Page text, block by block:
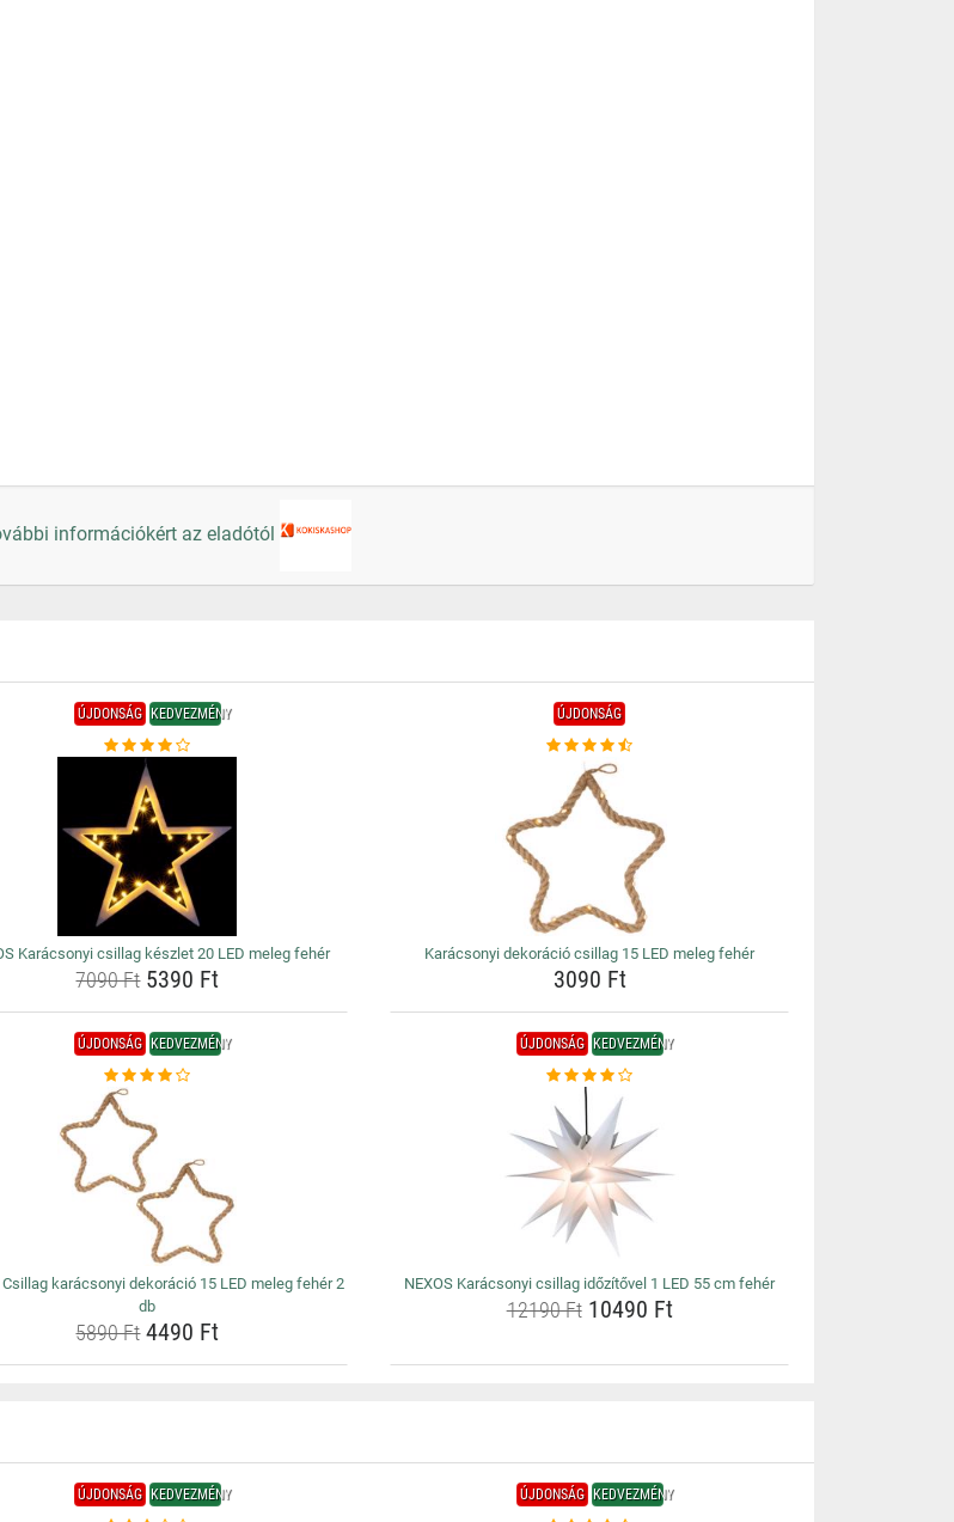
információkért az eladótól
ÚJDONSÁG KEDVEZMÉNY
Karácsonyi csillag készlet 20 LED meleg fehér
7090 Ft5390 Ft
ÚJDONSÁG
Karácsonyi dekoráció csillag 15 LED meleg fehér
3090 Ft
ÚJDONSÁG KEDVEZMÉNY
Csillag karácsonyi dekoráció 15 LED meleg fehér 2
db
5890 Ft4490 Ft
ÚJDONSÁG KEDVEZMÉNY
NEXOS Karácsonyi csillag időzítővel 1 LED 55 cm fehér
12190 Ft10490 Ft
ÚJDONSÁG KEDVEZMÉNY ÚJDONSÁG KEDVEZMÉNY